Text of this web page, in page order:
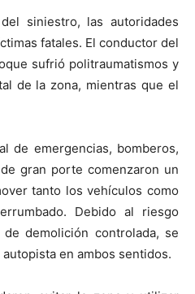
siniestro, las autoridades
fatales. El conductor del
sufrió politraumatismos y
de la zona, mientras que el
de emergencias, bomberos,
gran porte comenzaron un
tanto los vehículos como
Debido al riesgo
demolición controlada, se
en ambos sentidos.